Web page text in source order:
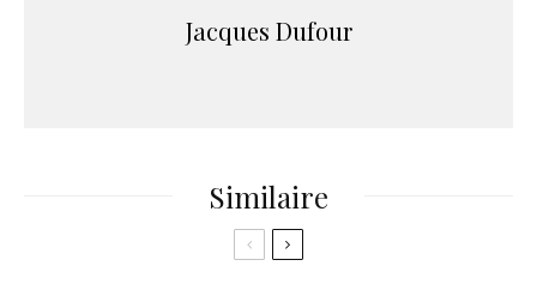
Jacques Dufour
Similaire